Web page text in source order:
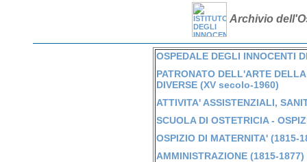
Archivio
OSPEDALE DEGLI INNOCENTI
PATRONATO DELL'ARTE
DIVERSE (XV secolo-1960)
ATTIVITA' ASSISTENZIALI,
SCUOLA DI OSTETRICIA -
OSPIZIO DI MATERNITA' (1815-
AMMINISTRAZIONE (1815-1877)